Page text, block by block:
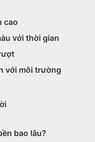
cao
với thời gian
với môi trường
bao lâu?